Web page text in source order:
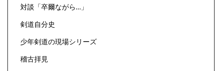
対談「卒爾ながら…」
剣道自分史
少年剣道の現場シリーズ
稽古拝見